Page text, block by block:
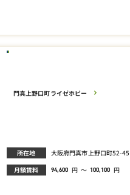
門真上野口町ライゼホビー
所在地 大阪府門真市上野口町52-45
月額賃料 94,600 円 ～ 100,100 円